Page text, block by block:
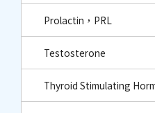
Prolactin，PRL
Testosterone
Thyroid Stimulating